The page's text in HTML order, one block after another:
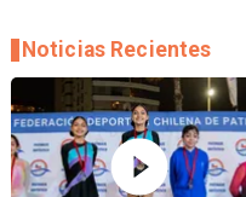
Noticias Recientes